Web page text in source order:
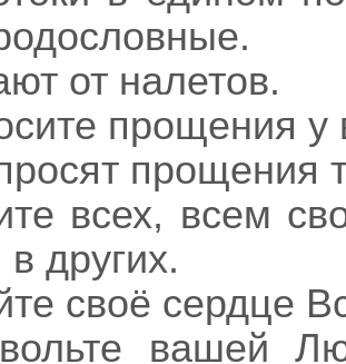
от налетов.
прощения у
прощения
всех, всем
других.
своё сердце
вашей